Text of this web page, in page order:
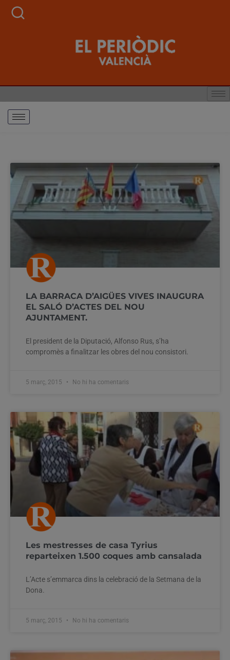
LA BARRACA D’AIGÜES VIVES INAUGURA
EL SALÓ D’ACTES DEL NOU
AJUNTAMENT.
El president de la Diputació, Alfonso Rus, s’ha
compromès a finalitzar les obres del nou consistori.
5 març, 2015 No hi ha comentaris
Les mestresses de casa Tyrius
reparteixen 1.500 coques amb cansalada
L’Acte s’emmarca dins la celebració de la Setmana de la
Dona.
5 març, 2015 No hi ha comentaris